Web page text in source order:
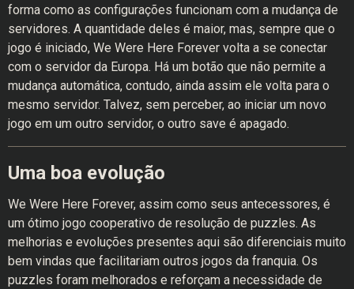
forma como as configurações funcionam com a mudança de
servidores. A quantidade deles é maior, mas, sempre que o
jogo é iniciado, We Were Here Forever volta a se conectar
com o servidor da Europa. Há um botão que não permite a
mudança automática, contudo, ainda assim ele volta para o
mesmo servidor. Talvez, sem perceber, ao iniciar um novo
jogo em um outro servidor, o outro save é apagado.
Uma boa evolução
We Were Here Forever, assim como seus antecessores, é
um ótimo jogo cooperativo de resolução de puzzles. As
melhorias e evoluções presentes aqui são diferenciais muito
bem vindas que facilitariam outros jogos da franquia. Os
puzzles foram melhorados e reforçam a necessidade de